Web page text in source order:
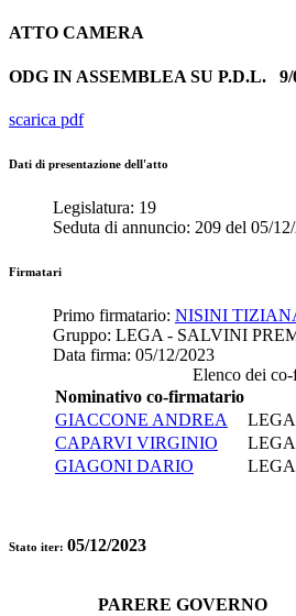
ATTO CAMERA
ODG IN ASSEMBLEA SU P.D.L.
scarica pdf
Dati di presentazione dell'atto
Legislatura: 19
Seduta di annuncio: 209 del 05/
Firmatari
Primo firmatario: NISINI
Gruppo: LEGA - SALVINI
Data firma: 05/12/2023
Elenco dei
Nominativo co-firmatario
GIACCONE ANDREA
CAPARVI VIRGINIO
GIAGONI DARIO
Stato iter: 05/12/2023
PARERE GOVERNO